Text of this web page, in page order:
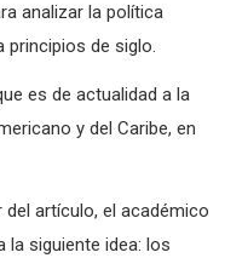
analizar la política
principios de siglo.
es de actualidad a la
y del Caribe, en
artículo, el académico
la siguiente idea: los